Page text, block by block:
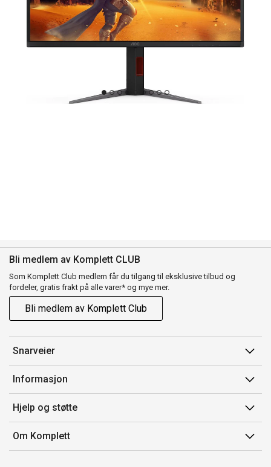
Bli medlem av Komplett CLUB
Som Komplett Club medlem får du tilgang til eksklusive tilbud og
fordeler, gratis frakt på alle varer* og mye mer.
Bli medlem av Komplett Club
Snarveier
Min side
Ordreoversikt
Flex
Komplett Club
Informasjon
Salgsbetingelser
Medlemsvilkår for Komplett Club
Merker/produsent
Hjelp og støtte
Kontakt oss
Kundeservice
Om Komplett